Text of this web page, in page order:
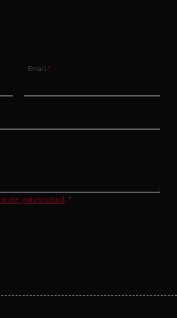
Email*
de privacidad. *